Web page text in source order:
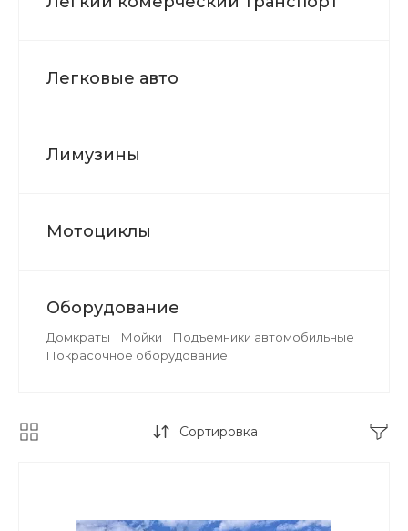
Легковые авто
Лимузины
Мотоциклы
Оборудование
Домкраты Мойки
Подъемники автомобильные
Покрасочное оборудование
Сортировка